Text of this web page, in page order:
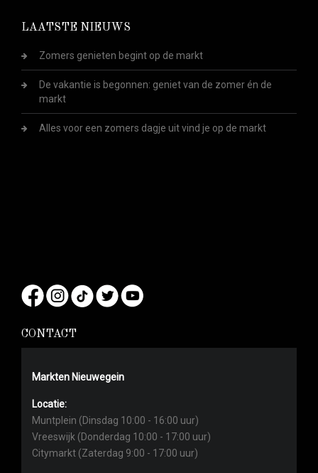
LAATSTE NIEUWS
Zomers genieten begint op de markt
De vakantie is begonnen: geniet van de zomer én de
markt
Alles voor een zomers dagje uit vind je op de markt
CONTACT
Markten Nieuwegein
Locatie:
Muntplein (Dinsdag 10:00 - 16:00 uur)
Vreeswijk (Donderdag 10:00 - 17:00 uur)
Citymarkt (Zaterdag 9:00 - 17:00 uur)